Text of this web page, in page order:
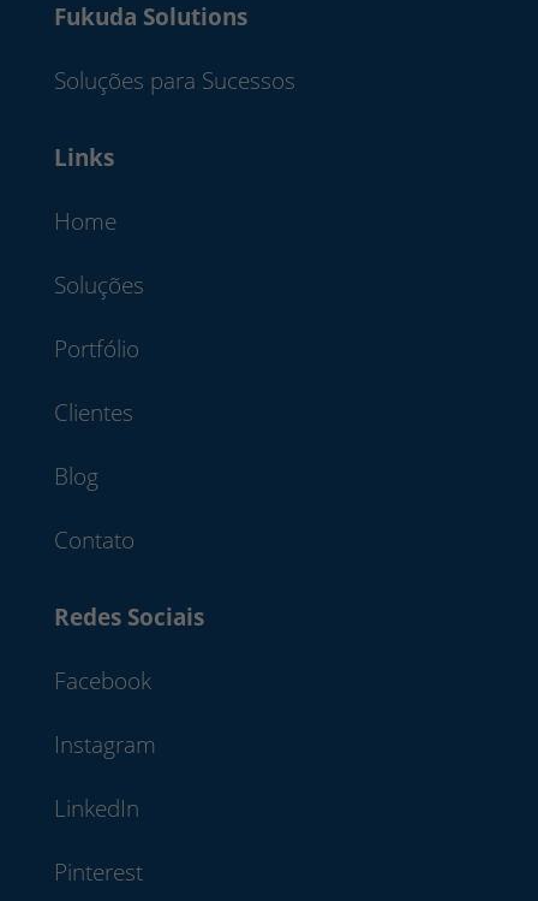
Fukuda Solutions
Soluções para Sucessos
Links
Home
Soluções
Portfólio
Clientes
Blog
Contato
Redes Sociais
Facebook
Instagram
LinkedIn
Pinterest